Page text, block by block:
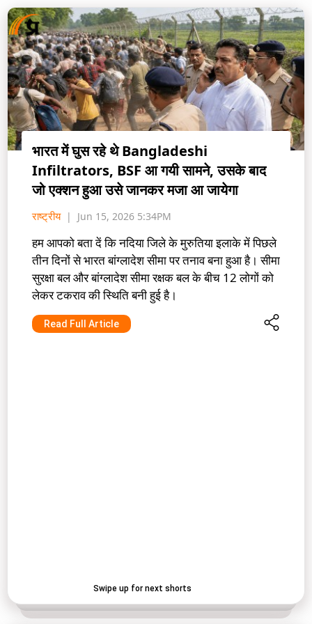
भारत में घुस रहे थे Bangladeshi
Infiltrators, BSF आ गयी सामने, उसके बाद
जो एक्शन हुआ उसे जानकर मजा आ जायेगा
राष्ट्रीय Jun 15, 2026 5:34PM
हम आपको बता दें कि नदिया जिले के मुरुतिया इलाके में पिछले
तीन दिनों से भारत बांग्लादेश सीमा पर तनाव बना हुआ है। सीमा
सुरक्षा बल और बांग्लादेश सीमा रक्षक बल के बीच 12 लोगों को
लेकर टकराव की स्थिति बनी हुई है।
Read Full Article
Swipe up for next shorts